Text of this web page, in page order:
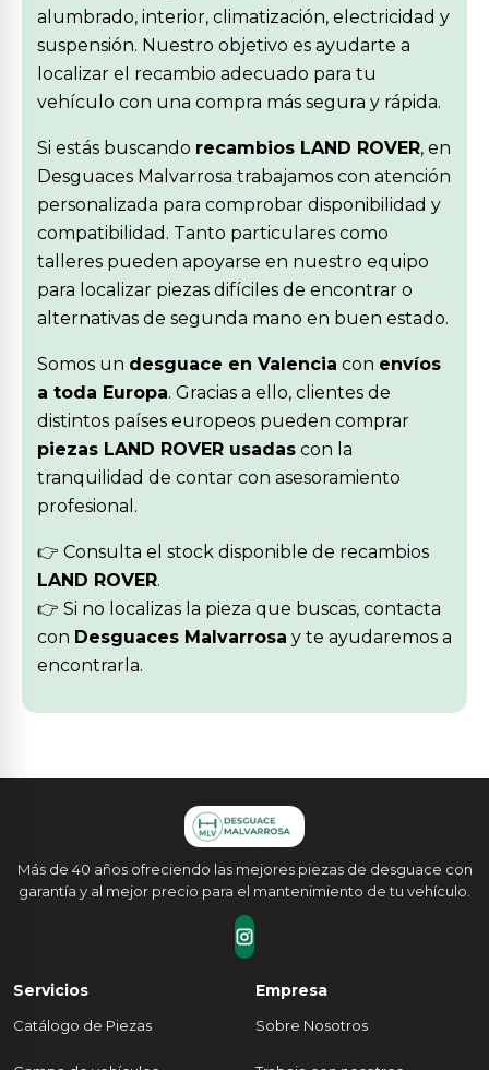
alumbrado, interior, climatización, electricidad y
suspensión. Nuestro objetivo es ayudarte a
localizar el recambio adecuado para tu
vehículo con una compra más segura y rápida.
Si estás buscando recambios LAND ROVER, en
Desguaces Malvarrosa trabajamos con atención
personalizada para comprobar disponibilidad y
compatibilidad. Tanto particulares como
talleres pueden apoyarse en nuestro equipo
para localizar piezas difíciles de encontrar o
alternativas de segunda mano en buen estado.
Somos un desguace en Valencia con envíos
a toda Europa. Gracias a ello, clientes de
distintos países europeos pueden comprar
piezas LAND ROVER usadas con la
tranquilidad de contar con asesoramiento
profesional.
👉 Consulta el stock disponible de recambios
LAND ROVER.
👉 Si no localizas la pieza que buscas, contacta
con Desguaces Malvarrosa y te ayudaremos a
encontrarla.
Más de 40 años ofreciendo las mejores piezas de desguace con
garantía y al mejor precio para el mantenimiento de tu vehículo.
Servicios
Catálogo de Piezas
Empresa
Sobre Nosotros